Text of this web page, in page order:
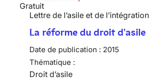
Gratuit
Lettre de l’asile et de l’intégration
La réforme du droit d'asile
Date de publication : 2015
Thématique :
Droit d’asile